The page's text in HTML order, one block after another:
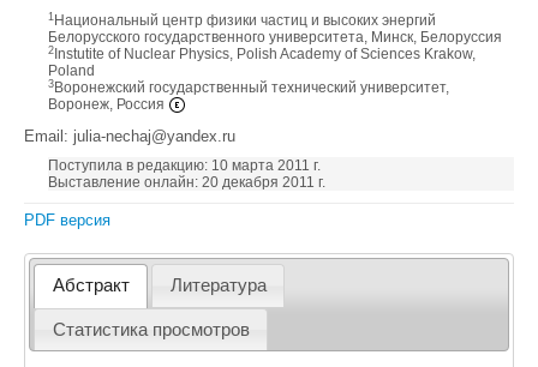
1 Национальный центр физики частиц и высоких энергий
Белорусского государственного университета, Минск, Белоруссия
2 Instutite of Nuclear Physics, Polish Academy of Sciences Krakow,
Poland
3 Воронежский государственный технический университет,
Воронеж, Россия
Email: julia-nechaj@yandex.ru
Поступила в редакцию: 10 марта 2011 г.
Выставление онлайн: 20 декабря 2011 г.
PDF версия
Абстракт Литература
Статистика просмотров